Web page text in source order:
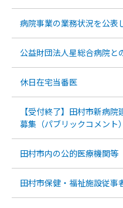
病院事業の業務状況を公表
公益財団法人星総合病院と
休日在宅当番医
【受付終了】田村市新病
募集（パブリックコメント）
田村市内の公的医療機関等
田村市保健・福祉施設従事